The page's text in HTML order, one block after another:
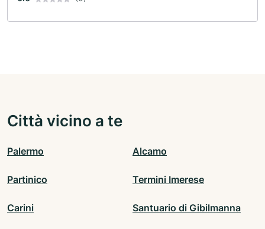
Città vicino a te
Palermo Alcamo
Partinico Termini Imerese
Carini Santuario di Gibilmanna